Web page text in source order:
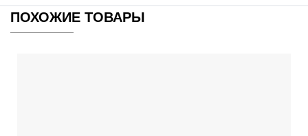
ПОХОЖИЕ ТОВАРЫ